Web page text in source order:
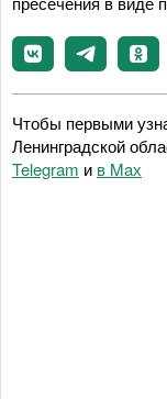
Чтобы первыми
Ленинградской
Telegram и в Maх